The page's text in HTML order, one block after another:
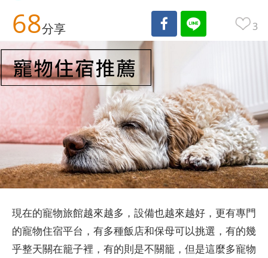
68分享 3
現在的寵物旅館越來越多，設備也越來越好，更有專門
的寵物住宿平台，有多種飯店和保母可以挑選，有的幾
乎整天關在籠子裡，有的則是不關籠，但是這麼多寵物